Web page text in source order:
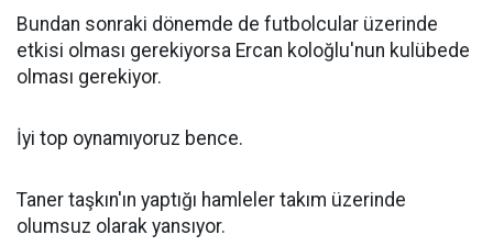
Bundan sonraki dönemde de futbolcular üzerinde
etkisi olması gerekiyorsa Ercan koloğlu'nun kulübede
olması gerekiyor.
İyi top oynamıyoruz bence.
Taner taşkın'ın yaptığı hamleler takım üzerinde
olumsuz olarak yansıyor.